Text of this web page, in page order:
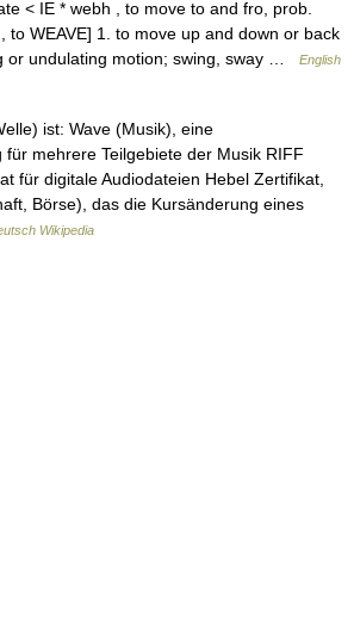
< IE * webh , to move to and fro, prob.
to WEAVE] 1. to move up and down or back
or undulating motion; swing, sway …
English
ist: Wave (Musik), eine
für mehrere Teilgebiete der Musik RIFF
für digitale Audiodateien Hebel Zertifikat,
Börse), das die Kursänderung eines
Wikipedia